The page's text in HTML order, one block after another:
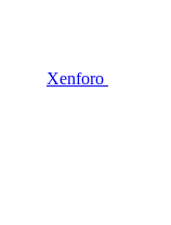
Xenforo